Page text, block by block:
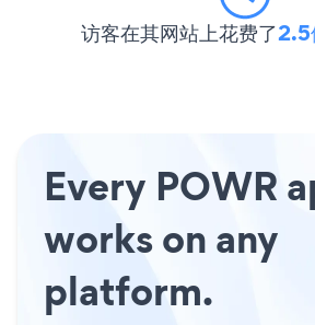
访客在其网站上花费了2.5
Every POWR
works on any
platform.